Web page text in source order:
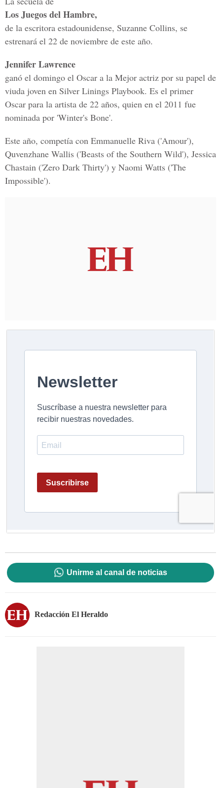
Los Juegos del Hambre,
de la escritora estadounidense, Suzanne Collins, se
estrenará el 22 de noviembre de este año.
Jennifer Lawrence
ganó el domingo el Oscar a la Mejor actriz por su papel de
viuda joven en Silver Linings Playbook. Es el primer
Oscar para la artista de 22 años, quien en el 2011 fue
nominada por 'Winter's Bone'.
Este año, competía con Emmanuelle Riva ('Amour'),
Quvenzhane Wallis ('Beasts of the Southern Wild'), Jessica
Chastain ('Zero Dark Thirty') y Naomi Watts ('The
Impossible').
Unirme al canal de noticias
Redacción El Heraldo